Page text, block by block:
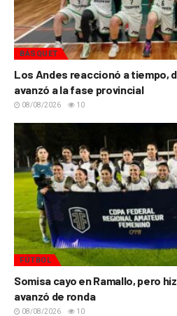
BÁSQUET
Los Andes reaccionó a tiempo,
avanzó a la fase provincial
08/08/2026 10
FÚTBOL
Somisa cayo en Ramallo, pero
avanzó de ronda
08/08/2026 10